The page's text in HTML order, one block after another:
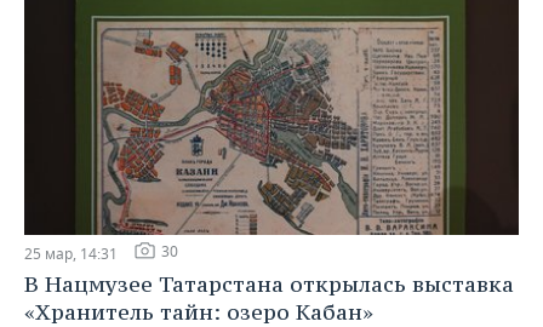
25 мар, 14:31 30
В Нацмузее Татарстана открылась выставка
«Хранитель тайн: озеро Кабан»